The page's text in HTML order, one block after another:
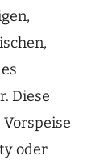
Diese
oder